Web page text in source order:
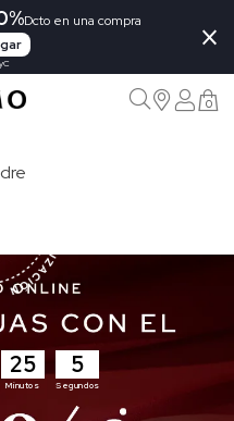
Dcto en una compra
×
0
25
Minutos
3
Segundos